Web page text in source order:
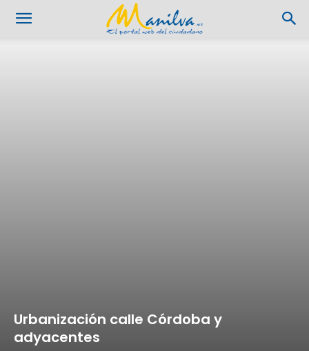
Urbanización calle Córdoba y
adyacentes